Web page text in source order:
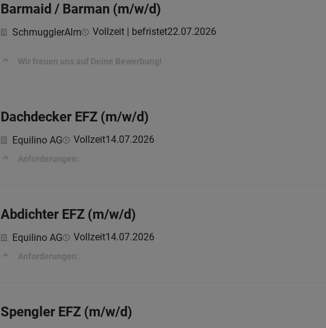
Barmaid / Barman (m/w/d)
SchmugglerAlm Vollzeit | befristet22.07.2026
Wir freuen uns auf Deine Bewerbung!
Dachdecker EFZ (m/w/d)
Equilino AG Vollzeit14.07.2026
Anforderungen:
Abdichter EFZ (m/w/d)
Equilino AG Vollzeit14.07.2026
Anforderungen:
Spengler EFZ (m/w/d)